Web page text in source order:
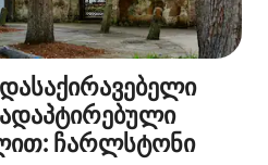
ჩარლსტონი